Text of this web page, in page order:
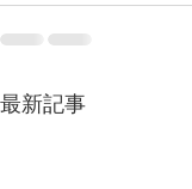
最新記事